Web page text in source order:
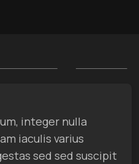
integer nulla
iaculis varius
sed sed suscipit